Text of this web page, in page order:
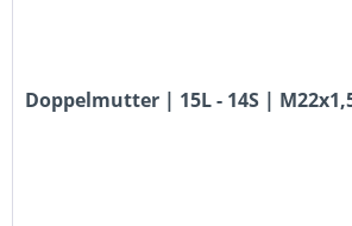
Doppelmutter | 15L - 14S |